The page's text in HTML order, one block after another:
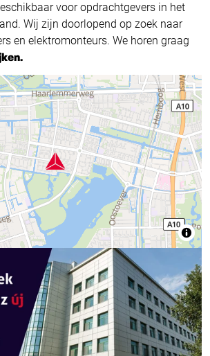
voor opdrachtgevers in het
Wij zijn doorlopend op zoek naar
en elektromonteurs. We horen graag